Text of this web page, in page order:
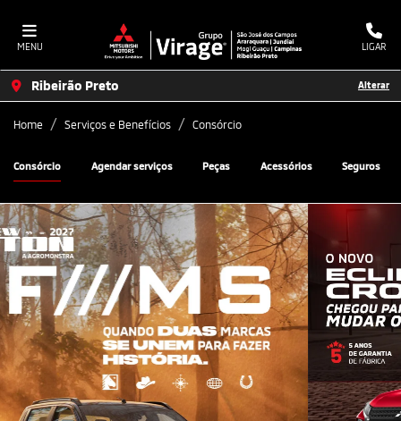
MENU LIGAR
Ribeirão Preto Alterar
Home Serviços e Benefícios Consórcio
Agendar serviços Peças Acessórios Seguros
Consórcio